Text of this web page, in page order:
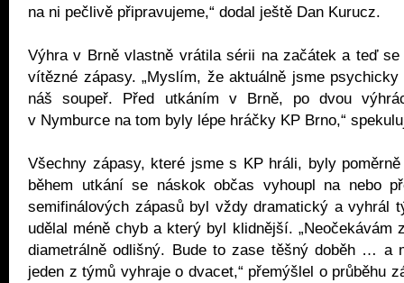
na ni pečlivě připravujeme,“ dodal ještě Dan Kurucz.
Výhra v Brně vlastně vrátila sérii na začátek a teď
vítězné zápasy. „Myslím, že aktuálně jsme
náš soupeř. Před utkáním v Brně, po dvou
v Nymburce na tom byly lépe hráčky KP Brno,“
Všechny zápasy, které jsme s KP hráli, byly
během utkání se náskok občas vyhoupl na nebo
semifinálových zápasů byl vždy dramatický a vyhrál
udělal méně chyb a který byl klidnější. „Neočekávám
diametrálně odlišný. Bude to zase těšný doběh … a
jeden z týmů vyhraje o dvacet,“ přemýšlel o průběhu